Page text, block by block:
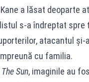
a lăsat deoparte
s-a îndreptat spre
atacantul
cu familia.
The Sun, imaginile au